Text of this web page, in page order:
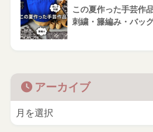
この夏作った手芸作
刺繍・籐編み・バッ
アーカイブ